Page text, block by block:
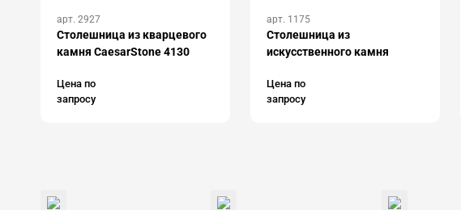
арт. 2927
Столешница из кварцевого
камня CaesarStone 4130
Цена по
запросу
арт. 1175
Столешница из
искусственного камня
Цена по
запросу